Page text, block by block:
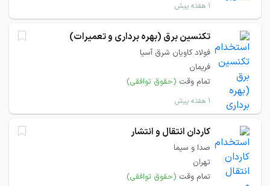
۱ هفته پیش
تکنسین برق (بهره برداری و تعمیرات)
فولاد کاویان شرق آسیا
فریمان
تمام وقت (حقوق توافقی)
۱ هفته پیش
کاردان انتقال و انتشار
صدا و سیما
تهران
تمام وقت (حقوق توافقی)